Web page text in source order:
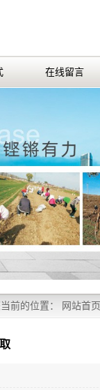
在线留言
前的位置： 网站首页